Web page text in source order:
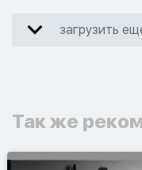
загрузить
Так же